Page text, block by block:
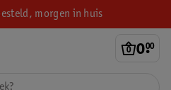
morgen in huis
0.
00